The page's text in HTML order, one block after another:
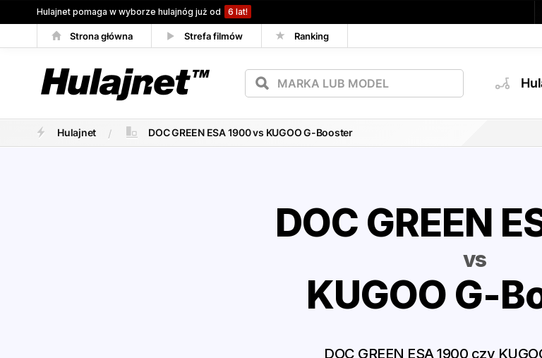
Hulajnet pomaga w wyborze hulajnóg już od 6 lat!
Strona główna Strefa filmów Ranking
Hulajnet DOC GREEN ESA 1900 vs KUGOO G-Booster
DOC GREEN
vs
KUGOO G-
DOC GREEN ESA 1900 czy